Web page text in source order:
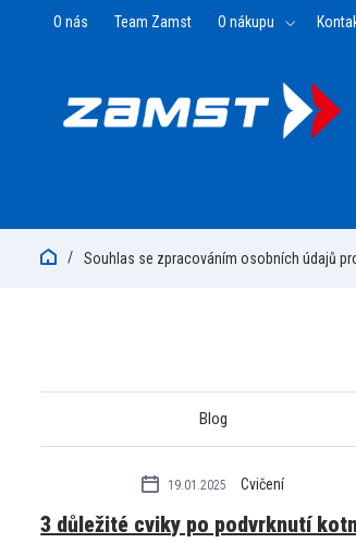
O nás Team Zamst O nákupu
Souhlas se zpracováním osobních údajů
Blog
19.01.2025 Cvičení
3 důležité cviky po podvrknutí